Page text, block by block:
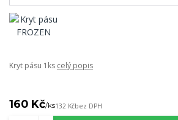
Kryt pásu 1ks celý popis
160 Kč/ks132 Kčbez DPH